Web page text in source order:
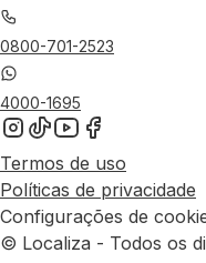
0800-701-2523
4000-1695
Termos de uso
Políticas de privacidade
Configurações de
© Localiza - Todos os